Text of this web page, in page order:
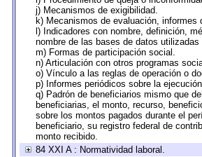
j) Mecanismos de exigibilidad.
k) Mecanismos de evaluación,
l) Indicadores con nombre, definición,
nombre de las bases de datos
m) Formas de participación social.
n) Articulación con otros programas
o) Vínculo a las reglas de operación o
p) Informes periódicos sobre la
q) Padrón de beneficiarios mismo que
beneficiarias, el monto, recurso,
sobre los montos pagados durante el
beneficiario, su registro federal de
monto recibido.
84 XXI A : Normatividad laboral.